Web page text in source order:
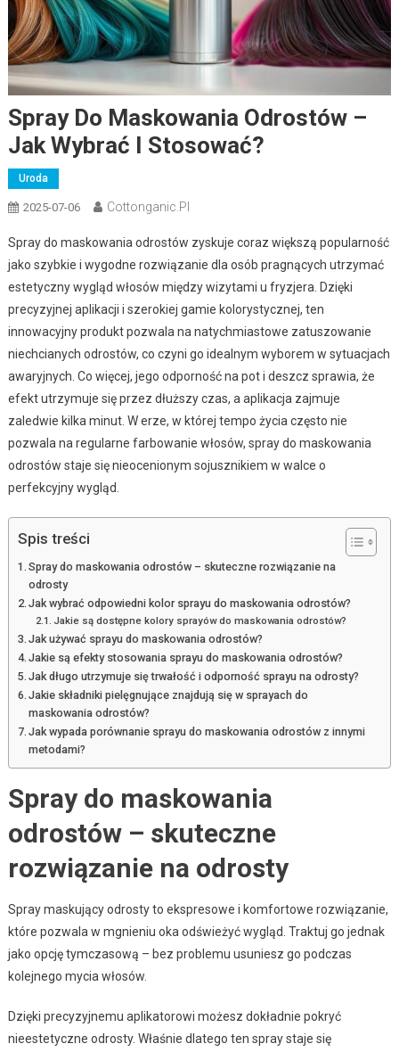
Spray Do Maskowania Odrostów –
Jak Wybrać I Stosować?
Uroda
2025-07-06 Cottonganic.pl
Spray do maskowania odrostów zyskuje coraz większą popularność
jako szybkie i wygodne rozwiązanie dla osób pragnących utrzymać
estetyczny wygląd włosów między wizytami u fryzjera. Dzięki
precyzyjnej aplikacji i szerokiej gamie kolorystycznej, ten
innowacyjny produkt pozwala na natychmiastowe zatuszowanie
niechcianych odrostów, co czyni go idealnym wyborem w sytuacjach
awaryjnych. Co więcej, jego odporność na pot i deszcz sprawia, że
efekt utrzymuje się przez dłuższy czas, a aplikacja zajmuje
zaledwie kilka minut. W erze, w której tempo życia często nie
pozwala na regularne farbowanie włosów, spray do maskowania
odrostów staje się nieocenionym sojusznikiem w walce o
perfekcyjny wygląd.
Spis treści
Spray do maskowania odrostów – skuteczne rozwiązanie na
odrosty
Jak wybrać odpowiedni kolor sprayu do maskowania odrostów?
Jakie są dostępne kolory sprayów do maskowania odrostów?
Jak używać sprayu do maskowania odrostów?
Jakie są efekty stosowania sprayu do maskowania odrostów?
Jak długo utrzymuje się trwałość i odporność sprayu na odrosty?
Jakie składniki pielęgnujące znajdują się w sprayach do
maskowania odrostów?
Jak wypada porównanie sprayu do maskowania odrostów z innymi
metodami?
Spray do maskowania
odrostów – skuteczne
rozwiązanie na odrosty
Spray maskujący odrosty to ekspresowe i komfortowe rozwiązanie,
które pozwala w mgnieniu oka odświeżyć wygląd. Traktuj go jednak
jako opcję tymczasową – bez problemu usuniesz go podczas
kolejnego mycia włosów.
Dzięki precyzyjnemu aplikatorowi możesz dokładnie pokryć
nieestetyczne odrosty. Właśnie dlatego ten spray staje się